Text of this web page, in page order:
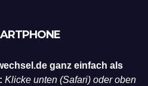
ganz einfach als
: Klicke unten (Safari) oder oben